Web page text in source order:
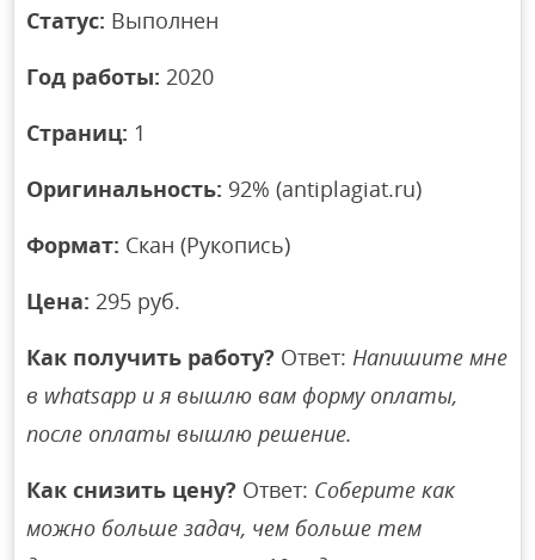
Статус: Выполнен
Год работы: 2020
Страниц: 1
Оригинальность: 92% (antiplagiat.ru)
Формат: Скан (Рукопись)
Цена: 295 руб.
Как получить работу? Ответ:Напишите мне
в whatsapp и я вышлю вам форму оплаты,
после оплаты вышлю решение.
Как снизить цену? Ответ: Соберите как
можно больше задач, чем больше тем